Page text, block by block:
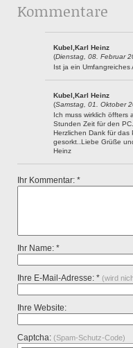
Kommentare
Kubel,Karl Heinz
(Dienstag, 08. Februar
Ist ja ein
Kubel,Karl Heinz
(Samstag, 01. Oktober
Ich muss wirklich
Stunden Zeit für den PC.
Herzlichen Dank für das
gesorkt..Liebe Grüße
Heinz
Ihr Kommentar: *
Ihr Name: *
Ihre E-Mail-Adresse: * (wird
Ihre Website:
Captcha: (Spam-Schutz-Code)